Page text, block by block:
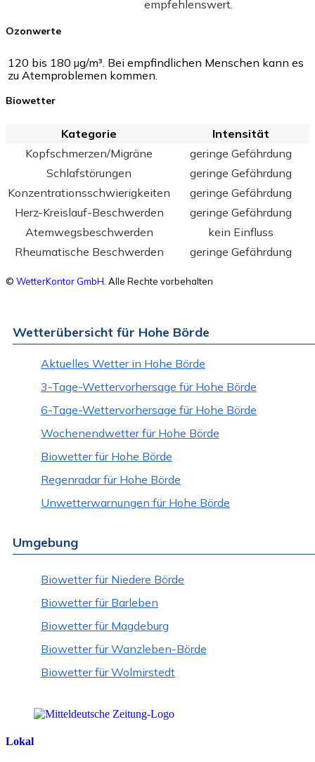
empfehlenswert.
Ozonwerte
120 bis 180 µg/m³. Bei empfindlichen Menschen kann es
zu Atemproblemen kommen.
Biowetter
Kategorie
Intensität
Kopfschmerzen/Migräne
geringe Gefährdung
Schlafstörungen
geringe Gefährdung
Konzentrationsschwierigkeiten
geringe Gefährdung
Herz-Kreislauf-Beschwerden
geringe Gefährdung
Atemwegsbeschwerden
kein Einfluss
Rheumatische Beschwerden
geringe Gefährdung
© WetterKontor GmbH . Alle Rechte vorbehalten
Wetterübersicht für Hohe Börde
Aktuelles Wetter in Hohe Börde
3-Tage-Wettervorhersage für Hohe Börde
6-Tage-Wettervorhersage für Hohe Börde
Wochenendwetter für Hohe Börde
Biowetter für Hohe Börde
Regenradar für Hohe Börde
Unwetterwarnungen für Hohe Börde
Umgebung
Biowetter für Niedere Börde
Biowetter für Barleben
Biowetter für Magdeburg
Biowetter für Wanzleben-Börde
Biowetter für Wolmirstedt
Lokal